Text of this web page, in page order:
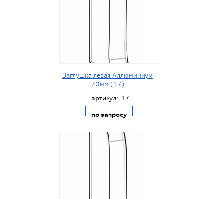
Заглушка левая Аллюминиум
70мм (17)
артикул: 17
по запросу